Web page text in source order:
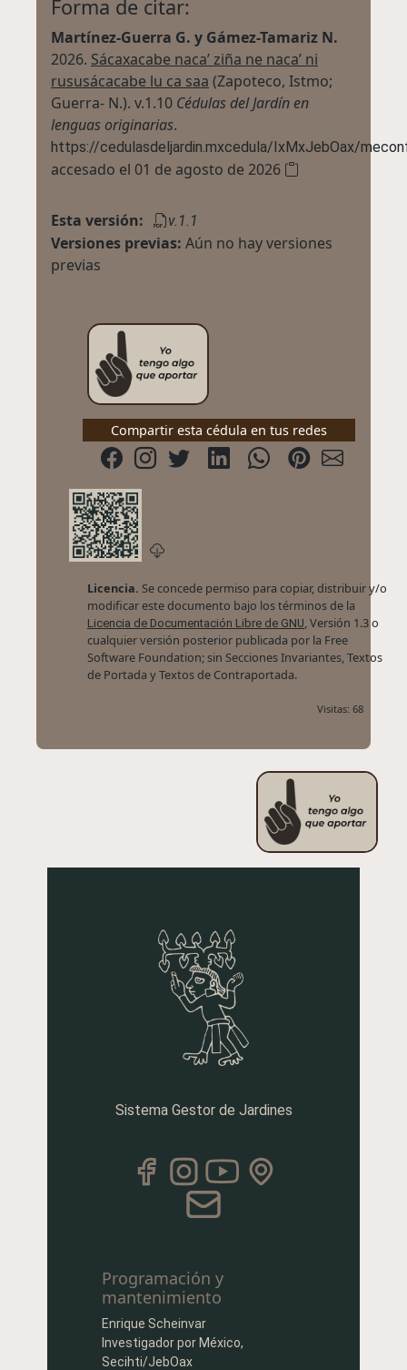
Forma de citar:
Martínez-Guerra G. y Gámez-Tamariz N.
2026. Sácaxacabe naca’ ziña ne naca’ ni
rususácacabe lu ca saa (Zapoteco, Istmo;
Guerra- N.). v.1.10 Cédulas del Jardín en
lenguas originarias.
https://cedulasdeljardin.mxcedula/IxMxJebOax/
accesado el 01 de agosto de 2026
Esta versión: v.1.1
Versiones previas: Aún no hay versiones
previas
Compartir esta cédula en tus redes
Licencia. Se concede permiso para copiar, distribuir y/o
modificar este documento bajo los términos de la
Licencia de Documentación Libre de GNU, Versión 1.3 o
cualquier versión posterior publicada por la Free
Software Foundation; sin Secciones Invariantes, Textos
de Portada y Textos de Contraportada.
Visitas: 68
Sistema Gestor de Jardines
Programación y
mantenimiento
Enrique Scheinvar
Investigador por México,
Secihti/JebOax